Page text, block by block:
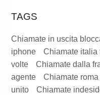
TAGS
Chiamate in uscita
iphone
Chiamate italia
volte
Chiamate dalla
agente
Chiamate roma
unito
Chiamate